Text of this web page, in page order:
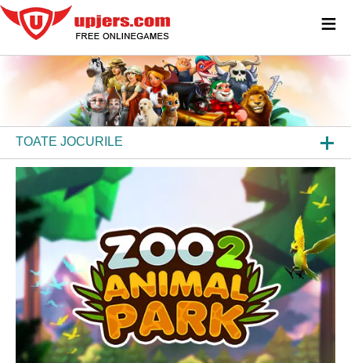
TOATE JOCURILE
JOCURI BROWSER
JOCURI DESCĂRCABILE
APLICAȚII
ALTE PLATFORME
≡